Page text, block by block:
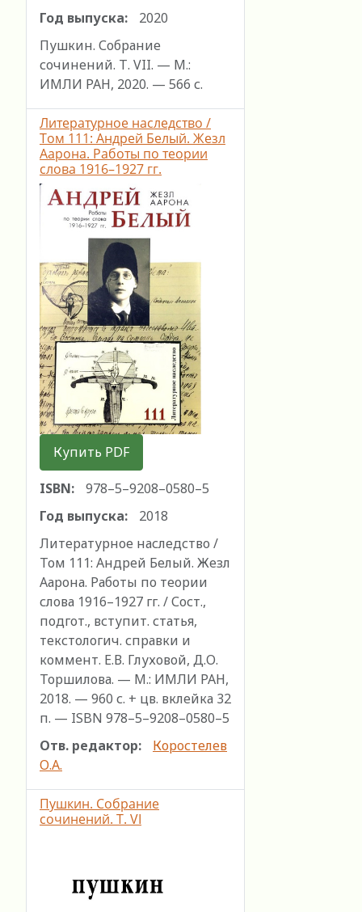
Год выпуска:
2020
Пушкин. Собрание
сочинений. Т. VII. — М.:
ИМЛИ РАН, 2020. — 566 с.
Литературное наследство /
Том 111: Андрей Белый. Жезл
Аарона. Работы по теории
слова 1916–1927 гг.
Купить PDF
ISBN:
978–5–9208–0580–5
Год выпуска:
2018
Литературное наследство /
Том 111: Андрей Белый. Жезл
Аарона. Работы по теории
слова 1916–1927 гг. / Сост.,
подгот., вступит. статья,
текстологич. справки и
коммент. Е.В. Глуховой, Д.О.
Торшилова. — М.: ИМЛИ РАН,
2018. — 960 с. + цв. вклейка 32
п. — ISBN 978–5–9208–0580–5
Отв. редактор:
Коростелев
О.А.
Пушкин. Собрание
сочинений. Т. VI